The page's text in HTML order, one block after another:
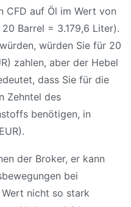
CFD auf Öl im Wert von
Barrel = 3.179,6 Liter).
würden Sie für 20
zahlen, aber der Hebel
dass Sie für die
Zehntel des
benötigen, in
der Broker, er kann
bei
nicht so stark